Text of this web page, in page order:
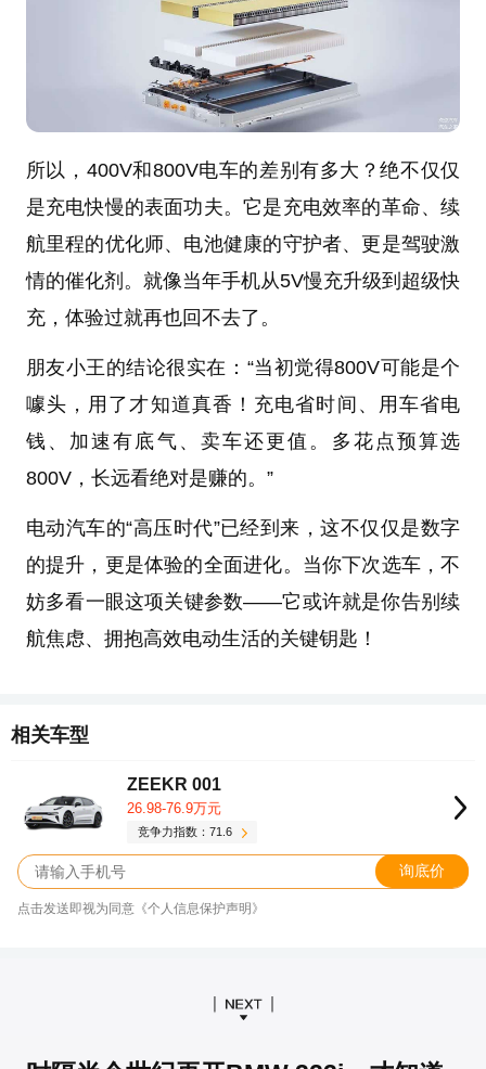
所以，400V和800V电车的差别有多大？绝不仅仅
是充电快慢的表面功夫。它是充电效率的革命、续
航里程的优化师、电池健康的守护者、更是驾驶激
情的催化剂。就像当年手机从5V慢充升级到超级快
充，体验过就再也回不去了。
朋友小王的结论很实在：“当初觉得800V可能是个
噱头，用了才知道真香！充电省时间、用车省电
钱、加速有底气、卖车还更值。多花点预算选
800V，长远看绝对是赚的。”
电动汽车的“高压时代”已经到来，这不仅仅是数字
的提升，更是体验的全面进化。当你下次选车，不
妨多看一眼这项关键参数——它或许就是你告别续
航焦虑、拥抱高效电动生活的关键钥匙！
相关车型
ZEEKR 001
26.98-76.9万元
竞争力指数：71.6
询底价
点击发送即视为同意《个人信息保护声明》